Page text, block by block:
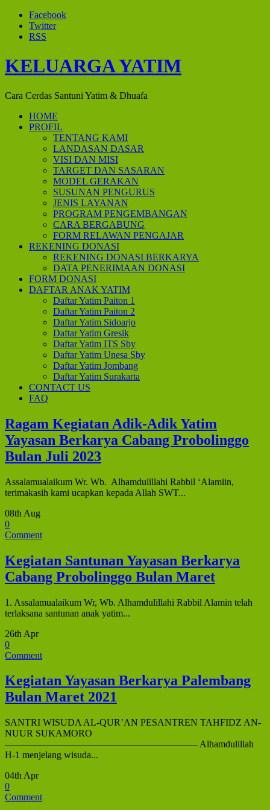
Facebook
Twitter
RSS
KELUARGA YATIM
Cara Cerdas Santuni Yatim & Dhuafa
HOME
PROFIL
TENTANG KAMI
LANDASAN DASAR
VISI DAN MISI
TARGET DAN SASARAN
MODEL GERAKAN
SUSUNAN PENGURUS
JENIS LAYANAN
PROGRAM PENGEMBANGAN
CARA BERGABUNG
FORM RELAWAN PENGAJAR
REKENING DONASI
REKENING DONASI BERKARYA
DATA PENERIMAAN DONASI
FORM DONASI
DAFTAR ANAK YATIM
Daftar Yatim Paiton 1
Daftar Yatim Paiton 2
Daftar Yatim Sidoarjo
Daftar Yatim Gresik
Daftar Yatim ITS Sby
Daftar Yatim Unesa Sby
Daftar Yatim Jombang
Daftar Yatim Surakarta
CONTACT US
FAQ
Ragam Kegiatan Adik-Adik Yatim
Yayasan Berkarya Cabang Probolinggo
Bulan Juli 2023
Assalamualaikum Wr. Wb. Alhamdulillahi Rabbil ‘Alamiin,
terimakasih kami ucapkan kepada Allah SWT...
08th Aug
0
Comment
Kegiatan Santunan Yayasan Berkarya
Cabang Probolinggo Bulan Maret
1. Assalamualaikum Wr, Wb. Alhamdulillahi Rabbil Alamin telah
terlaksana santunan anak yatim...
26th Apr
0
Comment
Kegiatan Yayasan Berkarya Palembang
Bulan Maret 2021
SANTRI WISUDA AL-QUR’AN PESANTREN TAHFIDZ AN-
NUUR SUKAMORO
———————————————————— Alhamdulillah
H-1 menjelang wisuda...
04th Apr
0
Comment